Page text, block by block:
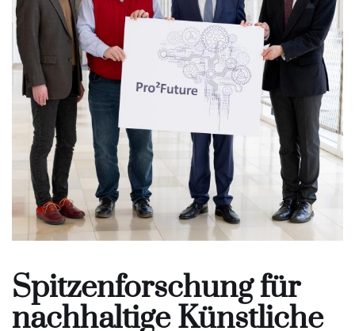
Spitzenforschung für
nachhaltige Künstliche